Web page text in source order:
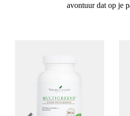
avontuur dat op je